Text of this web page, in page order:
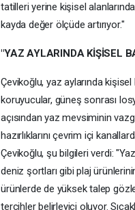
tatilleri yerine kişisel
kayda değer ölçüde artırıyor."
"YAZ AYLARINDA KİŞİSEL
Çevikoğlu, yaz aylarında
koruyucular, güneş sonrası
açısından yaz mevsiminin
hazırlıklarını çevrim içi
Çevikoğlu, şu bilgileri verdi:
deniz şortları gibi plaj
ürünlerde de yüksek talep
tercihler belirleyici oluyor.